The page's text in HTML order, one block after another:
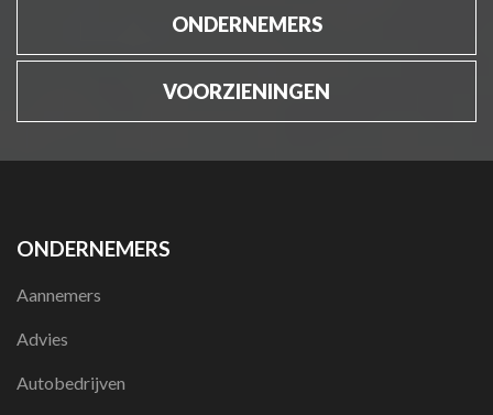
ONDERNEMERS
VOORZIENINGEN
ONDERNEMERS
Aannemers
Advies
Autobedrijven